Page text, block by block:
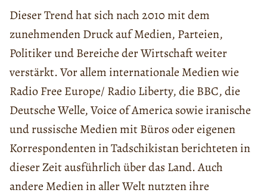
Dieser Trend hat sich nach 2010 mit dem
zunehmenden Druck auf Medien, Parteien,
Politiker und Bereiche der Wirtschaft weiter
verstärkt. Vor allem internationale Medien wie
Radio Free Europe/ Radio Liberty, die BBC, die
Deutsche Welle, Voice of America sowie iranische
und russische Medien mit Büros oder eigenen
Korrespondenten in Tadschikistan berichteten in
dieser Zeit ausführlich über das Land. Auch
andere Medien in aller Welt nutzten ihre